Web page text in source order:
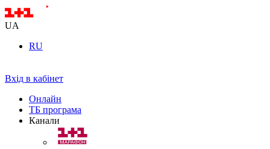
UA
RU
Вхід в кабінет
Онлайн
ТБ програма
Канали